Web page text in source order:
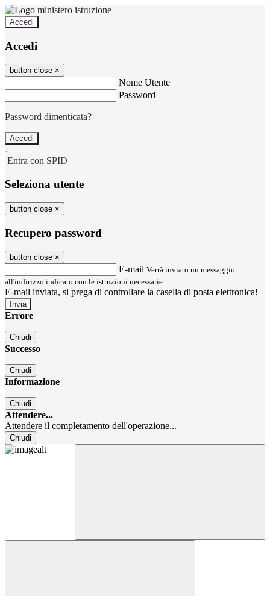
Accedi
Accedi
button close ×
Nome Utente
Password
Password dimenticata?
-
Entra con SPID
Seleziona utente
button close ×
Recupero password
button close ×
E-mail Verrà inviato un messaggio
all'indirizzo indicato con le istruzioni necessarie.
E-mail inviata, si prega di controllare la casella di posta elettronica!
Errore
Chiudi
Successo
Chiudi
Informazione
Chiudi
Attendere...
Attendere il completamento dell'operazione...
Chiudi